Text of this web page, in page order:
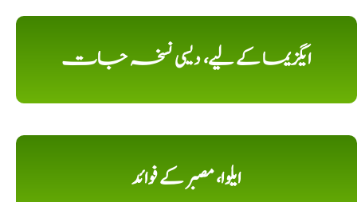
ایگزیما کے لیے، دیسی نسخہ جات
ایلوا، مصبر کے فوائد